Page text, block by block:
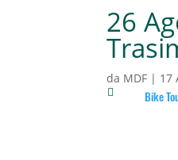
26
da MDF | 17
 Bike